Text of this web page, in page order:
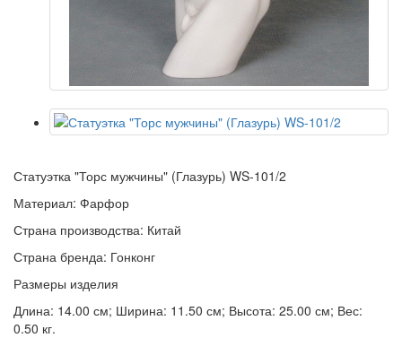
Статуэтка "Торс мужчины" (Глазурь) WS-101/2
Материал: Фарфор
Страна производства: Китай
Страна бренда: Гонконг
Размеры изделия
Длина: 14.00 см; Ширина: 11.50 см; Высота: 25.00 см; Вес:
0.50 кг.